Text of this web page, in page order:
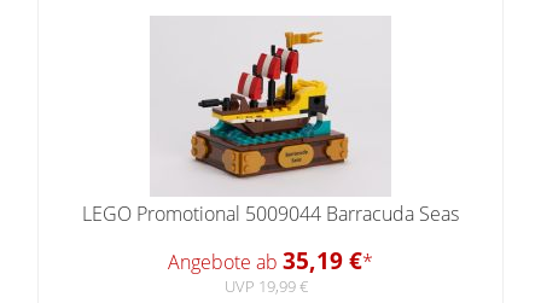
LEGO Promotional 5009044 Barracuda Seas
Angebote ab 35,19 €*
UVP 19,99 €